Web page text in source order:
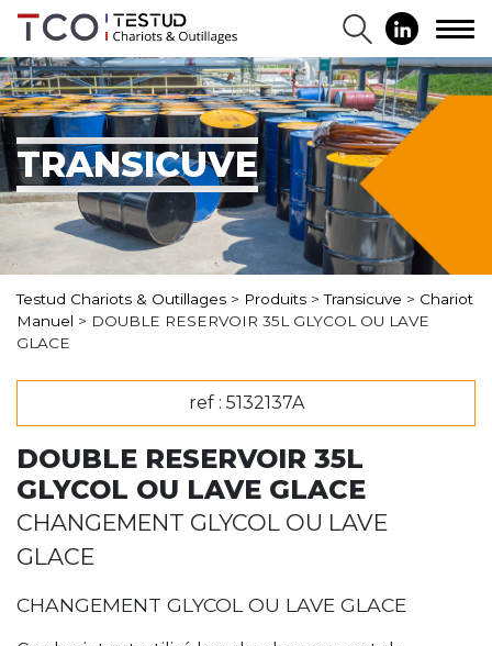
TRANSICUVE
Testud Chariots & Outillages > Produits >Transicuve > Chariot
Manuel > DOUBLE RESERVOIR 35L GLYCOL OU LAVE
GLACE
DOUBLE RESERVOIR 35L
GLYCOL OU LAVE GLACE
CHANGEMENT GLYCOL OU LAVE
GLACE
ref : 5132137A
CHANGEMENT GLYCOL OU LAVE GLACE